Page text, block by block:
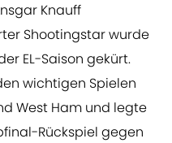
Knauff
Shootingstar wurde
EL-Saison gekürt.
wichtigen Spielen
West Ham und legte
Rückspiel gegen